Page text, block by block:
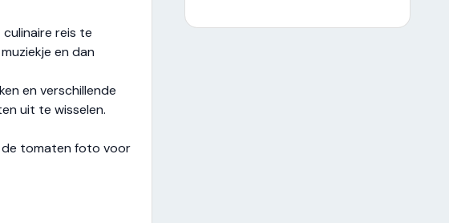
reis te
en dan
en verschillende
uit te wisselen.
de tomaten foto voor